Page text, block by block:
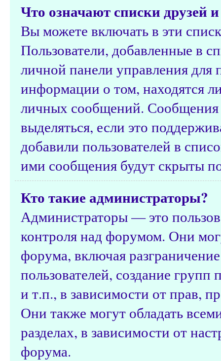
Что означают списки друзей
Вы можете включать в эти
Пользователи, добавленные в
личной панели управления для
информации о том, находятся
личных сообщений. Сообщения
выделяться, если это
добавили пользователей в
ими сообщения будут скрыты
Кто такие администраторы?
Администраторы — это
контроля над форумом. Они
форума, включая
пользователей, создание групп
и т.п., в зависимости от прав,
Они также могут обладать
разделах, в зависимости от
форума.